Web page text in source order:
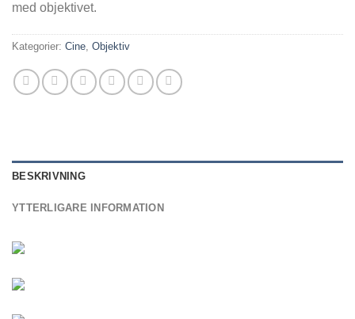
med objektivet.
Kategorier: Cine, Objektiv
BESKRIVNING
YTTERLIGARE INFORMATION